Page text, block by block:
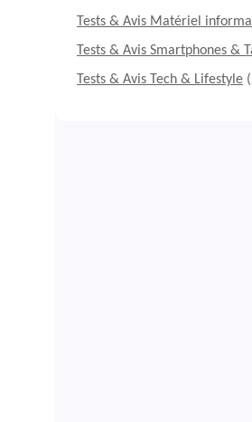
Tests & Avis Matériel
Tests & Avis Smartphones &
Tests & Avis Tech & Lifestyle